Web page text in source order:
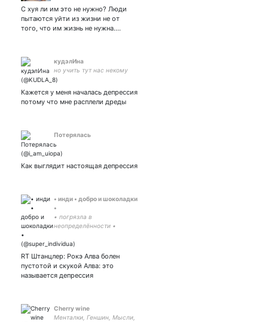
С хуя ли им это не нужно? Люди
пытаются уйти из жизни не от
того, что им жизнь не нужна.…
кудэлИна
но учить тут нас некому
Кажется у меня началась депрессия
потому что мне расплели дреды
Потерялась
Как выглядит настоящая депрессия
• инди • добро и шоколадки
•
• погрязла в
неопределённости •
боремаксам, plc, metamoro
и советским джонлокам •
что не убивает — делает
нас сильнее •
RT Штанцлер: Рокэ Алва болен
пустотой и скукой Алва: это
называется депрессия
Cherry wine
Менталки, Геншин, Мысли,